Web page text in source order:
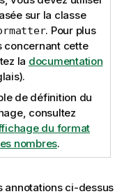
sur la classe
. Pour plus
concernant cette
la documentation
de définition du
consultez
du format
nombres.
annotations ci-dessus